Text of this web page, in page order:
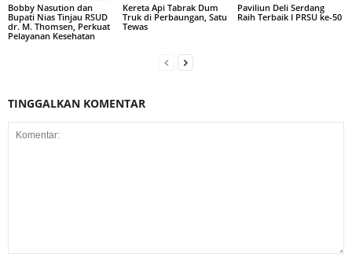
Bobby Nasution dan
Bupati Nias Tinjau RSUD
dr. M. Thomsen, Perkuat
Pelayanan Kesehatan
Kereta Api Tabrak Dum
Truk di Perbaungan, Satu
Tewas
Paviliun Deli Serdang
Raih Terbaik I PRSU ke-50
TINGGALKAN KOMENTAR